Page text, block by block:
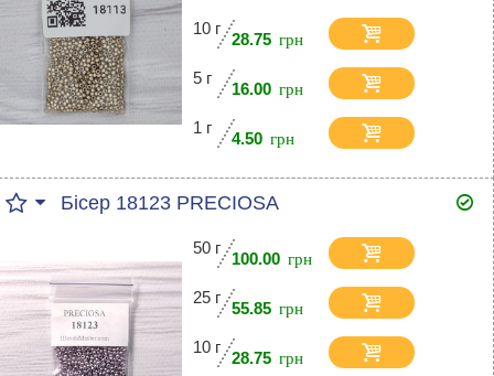
10 г
28.75
5 г
16.00
1 г
4.50
Бісер 18123 PRECIOSA
50 г
100.00
25 г
55.85
10 г
28.75